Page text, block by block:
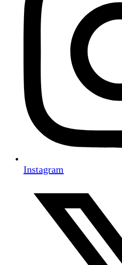
Instagram